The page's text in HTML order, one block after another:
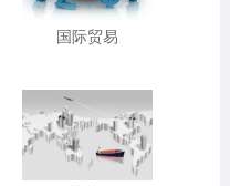
国际贸易